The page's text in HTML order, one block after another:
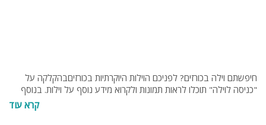
חיפשתם וילה בכורזים? לפניכם הוילות היוקרתיות בכורזיםבהקלקה על
"כניסה לוילה" תוכלו לראות תמונות ולקרוא מידע נוסף על וילות. בנוסף
תוכלו להתייעץ עם צוות האתר בחינם בטלפון 077-4060599 או בנייד
קרא עוד